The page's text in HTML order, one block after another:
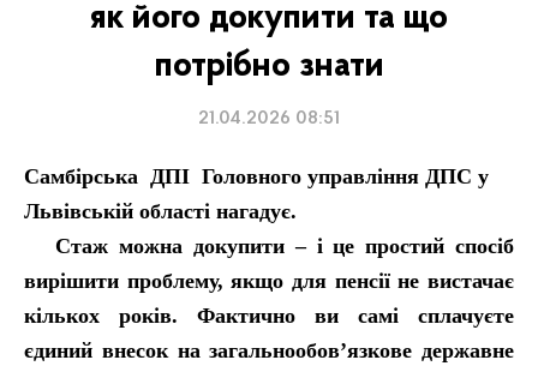
як його докупити та що
потрібно знати
21.04.2026 08:51
Самбірська ДПІ Головного управління ДПС у
Львівській області нагадує.
Стаж можна докупити – і це простий спосіб
вирішити проблему, якщо для пенсії не вистачає
кількох років. Фактично ви самі сплачуєте
єдиний внесок на загальнообов’язкове державне